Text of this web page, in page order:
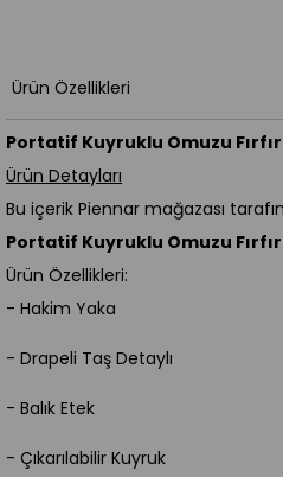
Ürün Özellikleri
Portatif Kuyruklu Omuzu
Ürün Detayları
Bu içerik Piennar mağazası
Portatif Kuyruklu Omuzu
Ürün Özellikleri:
- Hakim Yaka
- Drapeli Taş Detaylı
- Balık Etek
- Çıkarılabilir Kuyruk